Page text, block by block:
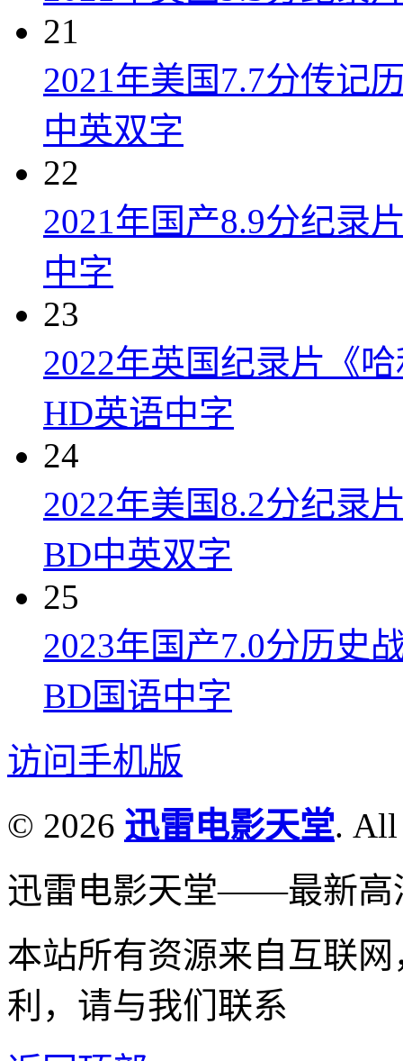
21
2021年美国7.7分传记
中英双字
22
2021年国产8.9分纪录
中字
23
2022年英国纪录片《
HD英语中字
24
2022年美国8.2分纪录
BD中英双字
25
2023年国产7.0分历史
BD国语中字
访问手机版
© 2026 迅雷电影天堂. All
迅雷电影天堂——最新高
本站所有资源来自互联
利，请与我们联系